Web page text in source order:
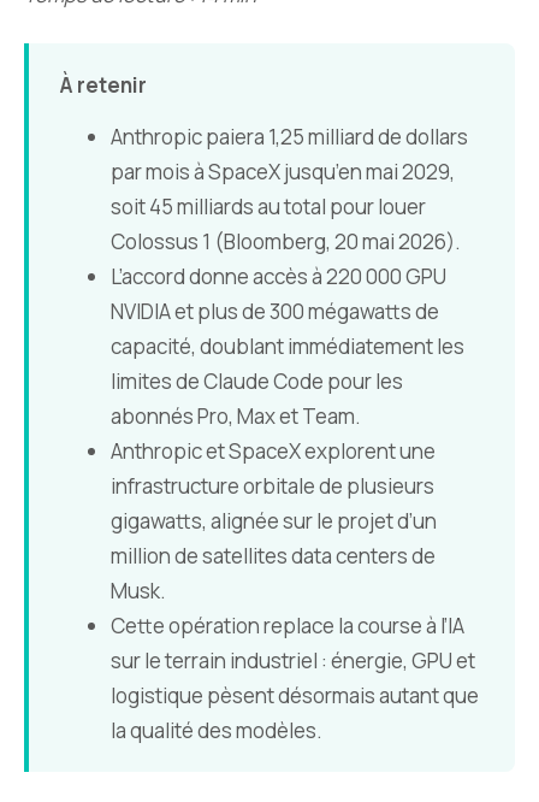
À retenir
Anthropic paiera 1,25 milliard de dollars
par mois à SpaceX jusqu’en mai 2029,
soit 45 milliards au total pour louer
Colossus 1 (Bloomberg, 20 mai 2026).
L’accord donne accès à 220 000 GPU
NVIDIA et plus de 300 mégawatts de
capacité, doublant immédiatement les
limites de Claude Code pour les
abonnés Pro, Max et Team.
Anthropic et SpaceX explorent une
infrastructure orbitale de plusieurs
gigawatts, alignée sur le projet d’un
million de satellites data centers de
Musk.
Cette opération replace la course à l’IA
sur le terrain industriel : énergie, GPU et
logistique pèsent désormais autant que
la qualité des modèles.